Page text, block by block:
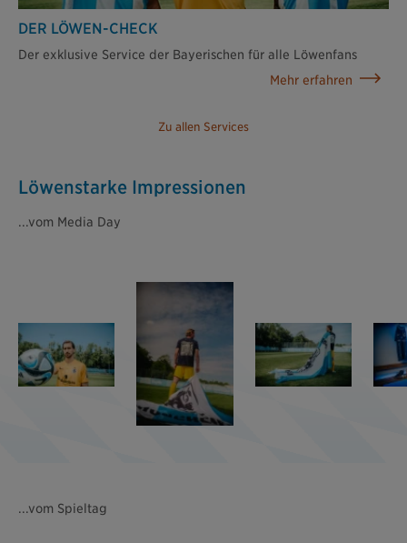
Zu allen Services
DER LÖWEN-CHECK
Der exklusive Service der Bayerischen für alle Löwenfans
Mehr erfahren
Löwenstarke Impressionen
...vom Media Day
...vom Spieltag